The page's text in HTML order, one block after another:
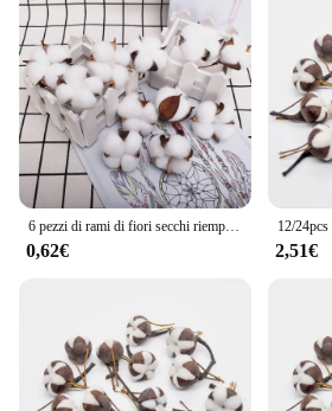
6 pezzi di rami di fiori secchi riempitivi per fiori secchi vaso di cotone Boll Decor Picks
0,62€ 2,51€